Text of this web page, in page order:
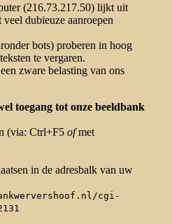
(216.73.217.50) lijkt uit
dubieuze aanroepen
bots) proberen in hoog
te vergaren.
zware belasting van ons
toegang tot onze beeldbank
(via: Ctrl+F5 ofmet
in de adresbalk van uw
cgi-